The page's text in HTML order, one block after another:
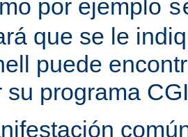
por ejemplo
que se le
puede
su programa